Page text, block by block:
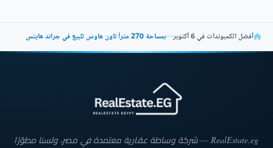
أفضل الكمبوندات في 6 أكتوبر —بمساحة 270 متراً تاون هاوس للبيع في جراند هايتس
RealEstate.eg — شركة وساطة عقارية معتمدة في مصر، ولسنا مطوّرًا